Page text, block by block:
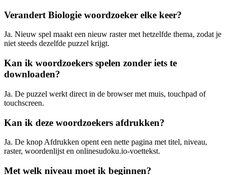
Verandert Biologie woordzoeker elke keer?
Ja. Nieuw spel maakt een nieuw raster met hetzelfde thema, zodat je
niet steeds dezelfde puzzel krijgt.
Kan ik woordzoekers spelen zonder iets te
downloaden?
Ja. De puzzel werkt direct in de browser met muis, touchpad of
touchscreen.
Kan ik deze woordzoekers afdrukken?
Ja. De knop Afdrukken opent een nette pagina met titel, niveau,
raster, woordenlijst en onlinesudoku.io-voettekst.
Met welk niveau moet ik beginnen?